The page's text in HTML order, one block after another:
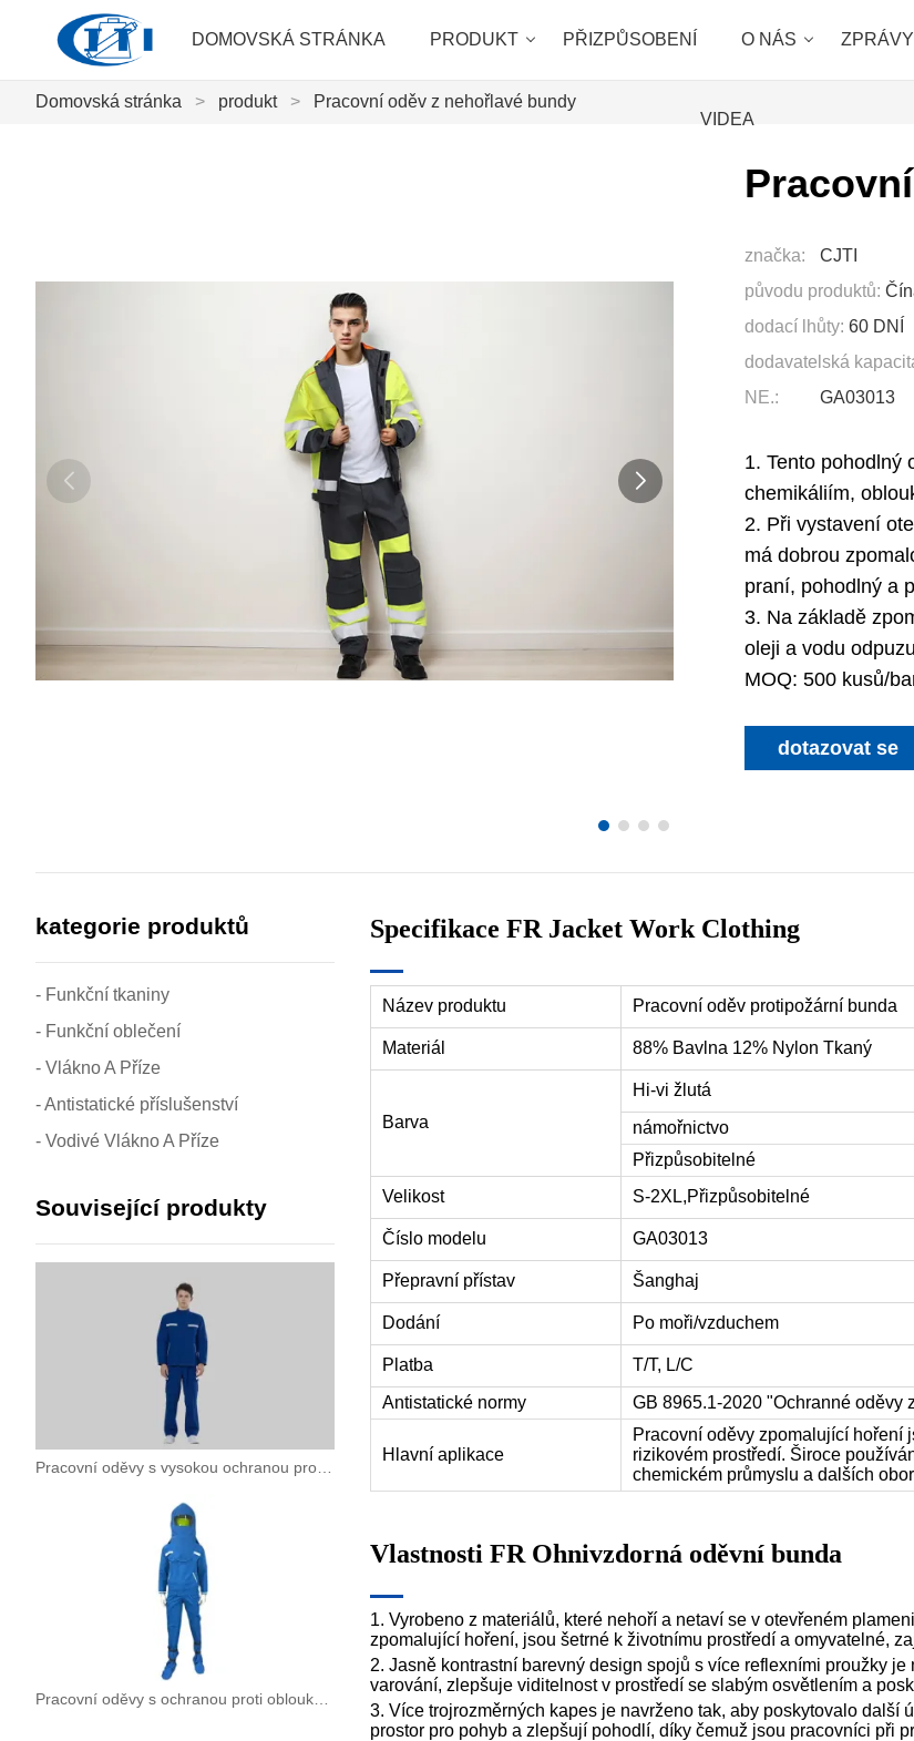
DOMOVSKÁ STRÁNKA PRODUKT PŘIZPŮSOBENÍ O NÁS ZPRÁVY
VIDEA
Domovská stránka > produkt > Pracovní oděv z nehořlavé bundy
značka:
CJTI
původu produktů:
dodací lhůty: 60 DNÍ
dodavatelská
NE.:
GA03013
1. Tento pohodlný
chemikáliím,
2. Při vystavení
má dobrou
praní, pohodlný a
3. Na základě
oleji a vodu
MOQ: 500 kusů/
dotazovat se
kategorie produktů
- Funkční tkaniny
- Funkční oblečení
- Vlákno A Příze
- Antistatické příslušenství
- Vodivé Vlákno A Příze
Související produkty
Specifikace FR Jacket Work Clothing
Název produktu Pracovní oděv protipožární bunda
Materiál 88% Bavlna 12% Nylon Tkaný
Barva
Hi-vi žlutá
námořnictvo
Přizpůsobitelné
Velikost
S-2XL,Přizpůsobitelné
Číslo modelu GA03013
Přepravní přístav Šanghaj
Dodání Po moři/vzduchem
Platba
T/T, L/C
Antistatické normy
GB 8965.1-2020 "Ochranné oděvy
Hlavní aplikace
Pracovní oděvy zpomalující hoření
rizikovém prostředí. Široce
chemickém průmyslu a dalších
Vlastnosti FR Ohnivzdorná oděvní bunda
1. Vyrobeno z materiálů, které nehoří a netaví se v otevřeném
zpomalující hoření, jsou šetrné k životnímu prostředí a omyvatelné,
2. Jasně kontrastní barevný design spojů s více reflexními proužky
varování, zlepšuje viditelnost v prostředí se slabým osvětlením a
3. Více trojrozměrných kapes je navrženo tak, aby poskytovalo další
prostor pro pohyb a zlepšují pohodlí, díky čemuž jsou pracovníci při